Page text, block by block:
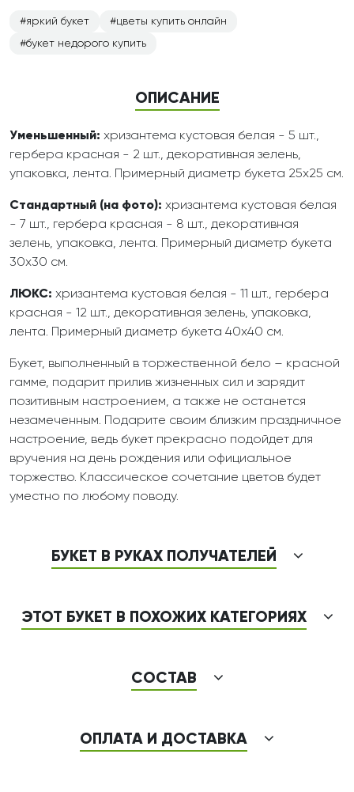
яркий букет
цветы купить онлайн
букет недорого купить
ОПИСАНИЕ
Уменьшенный: хризантема кустовая белая - 5 шт.,
гербера красная - 2 шт., декоративная зелень,
упаковка, лента. Примерный диаметр букета 25х25 см.
Стандартный (на фото): хризантема кустовая белая
- 7 шт., гербера красная - 8 шт., декоративная
зелень, упаковка, лента. Примерный диаметр букета
30х30 см.
ЛЮКС: хризантема кустовая белая - 11 шт., гербера
красная - 12 шт., декоративная зелень, упаковка,
лента. Примерный диаметр букета 40х40 см.
Букет, выполненный в торжественной бело – красной
гамме, подарит прилив жизненных сил и зарядит
позитивным настроением, а также не останется
незамеченным. Подарите своим близким праздничное
настроение, ведь букет прекрасно подойдет для
вручения на день рождения или официальное
торжество. Классическое сочетание цветов будет
уместно по любому поводу.
БУКЕТ В РУКАХ ПОЛУЧАТЕЛЕЙ
ЭТОТ БУКЕТ В ПОХОЖИХ КАТЕГОРИЯХ
СОСТАВ
ОПЛАТА И ДОСТАВКА